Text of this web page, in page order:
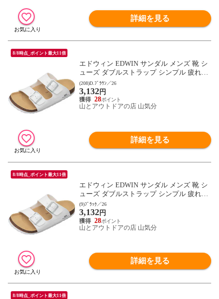
詳細を見る
8/8時点_ポイント最大11倍
エドウィン EDWIN サンダル メンズ 靴 シ
ューズ ダブルストラップ シンプル 疲れに
くい コンフォートサンダル 通勤 通学 レジ
ャー オフィス トラベル フットウェア 2E相
当 EB1001 D.ブラウン
(208)D.ﾌﾞﾗｳﾝ／26
3,132円
28
山とアウトドアの店 山気分
詳細を見る
8/8時点_ポイント最大11倍
エドウィン EDWIN サンダル メンズ 靴 シ
ューズ ダブルストラップ シンプル 疲れに
くい コンフォートサンダル 通勤 通学 レジ
ャー オフィス トラベル フットウェア 2E相
当 EB1001 ブラック
(9)ﾌﾞﾗｯｸ／26
3,132円
28
山とアウトドアの店 山気分
詳細を見る
8/8時点_ポイント最大11倍